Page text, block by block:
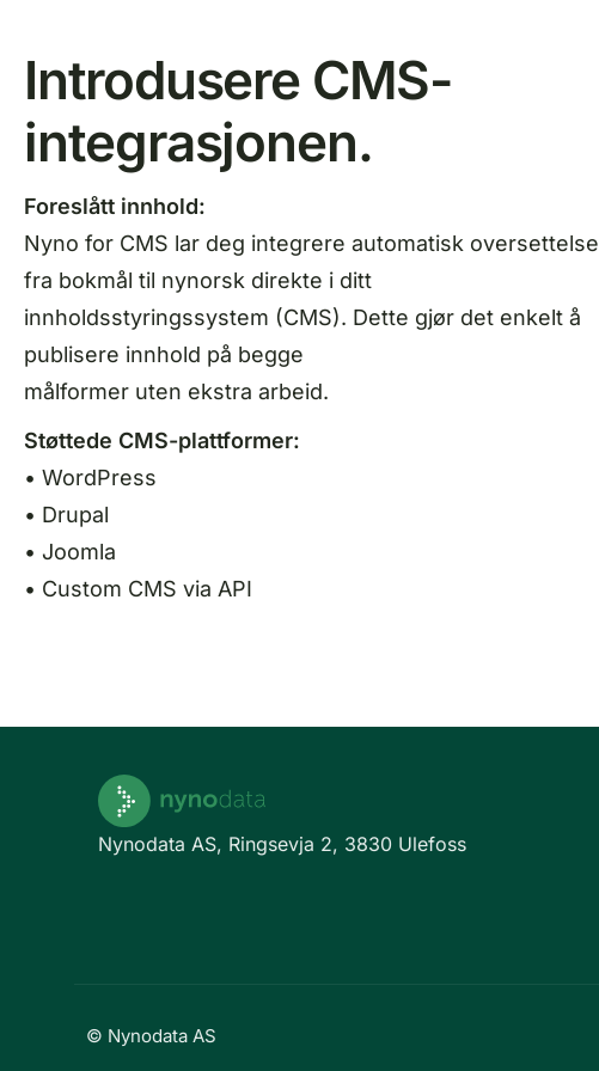
Introdusere CMS-
integrasjonen.
Foreslått innhold:
Nyno for CMS lar deg integrere automatisk oversettelse
fra bokmål til nynorsk direkte i ditt
innholdsstyringssystem (CMS). Dette gjør det enkelt å
publisere innhold på begge
målformer uten ekstra arbeid.
Støttede CMS-plattformer:
• WordPress
• Drupal
• Joomla
• Custom CMS via API
Nynodata AS, Ringsevja 2, 3830 Ulefoss
© Nynodata AS